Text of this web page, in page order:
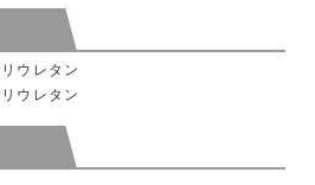
リウレタン
ウレタン